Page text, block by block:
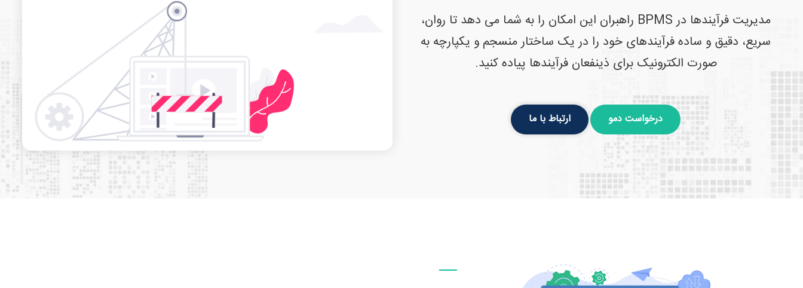
مدیریت فرآیندها در BPMS راهبران این امکان را به شما می دهد تا روان،
سریع، دقیق و ساده فرآیندهای خود را در یک ساختار منسجم و یکپارچه به
صورت الکترونیک برای ذینفعان فرآیندها پیاده کنید.
درخواست دمو ارتباط با ما